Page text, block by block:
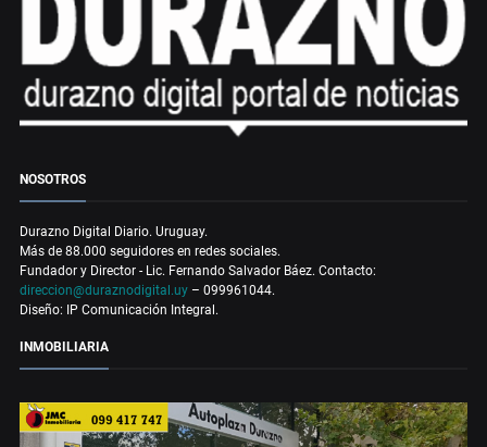
NOSOTROS
Durazno Digital Diario. Uruguay.
Más de 88.000 seguidores en redes sociales.
Fundador y Director - Lic. Fernando Salvador Báez. Contacto:
direccion@duraznodigital.uy – 099961044.
Diseño: IP Comunicación Integral.
INMOBILIARIA